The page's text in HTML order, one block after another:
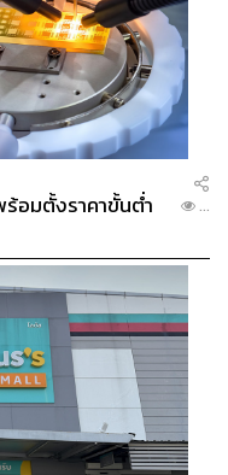
ร้อมตั้งราคาขั้นต่ำ
...